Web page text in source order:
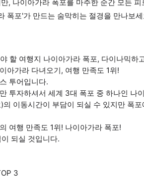
, 나이아가라 폭포를 마주한 순간 모든
폭포'가 만드는 숨막히는 절경을 만나보
할 여행지 나이아가라 폭포, 다이나믹하
아가라 다녀오기, 여행 만족도 1위!
투어입니다.
투자하셔서 세계 3대 폭포 중 하나인 나
이동시간이 부담이 되실 수 있지만 폭
여행 만족도 1위! 나이아가라 폭포!
되실 것입니다.
3